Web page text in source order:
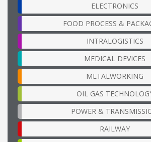
ELECTRONICS
FOOD PROCESS &
INTRALOGISTICS
MEDICAL DEVICES
METALWORKING
OIL GAS
POWER &
RAILWAY